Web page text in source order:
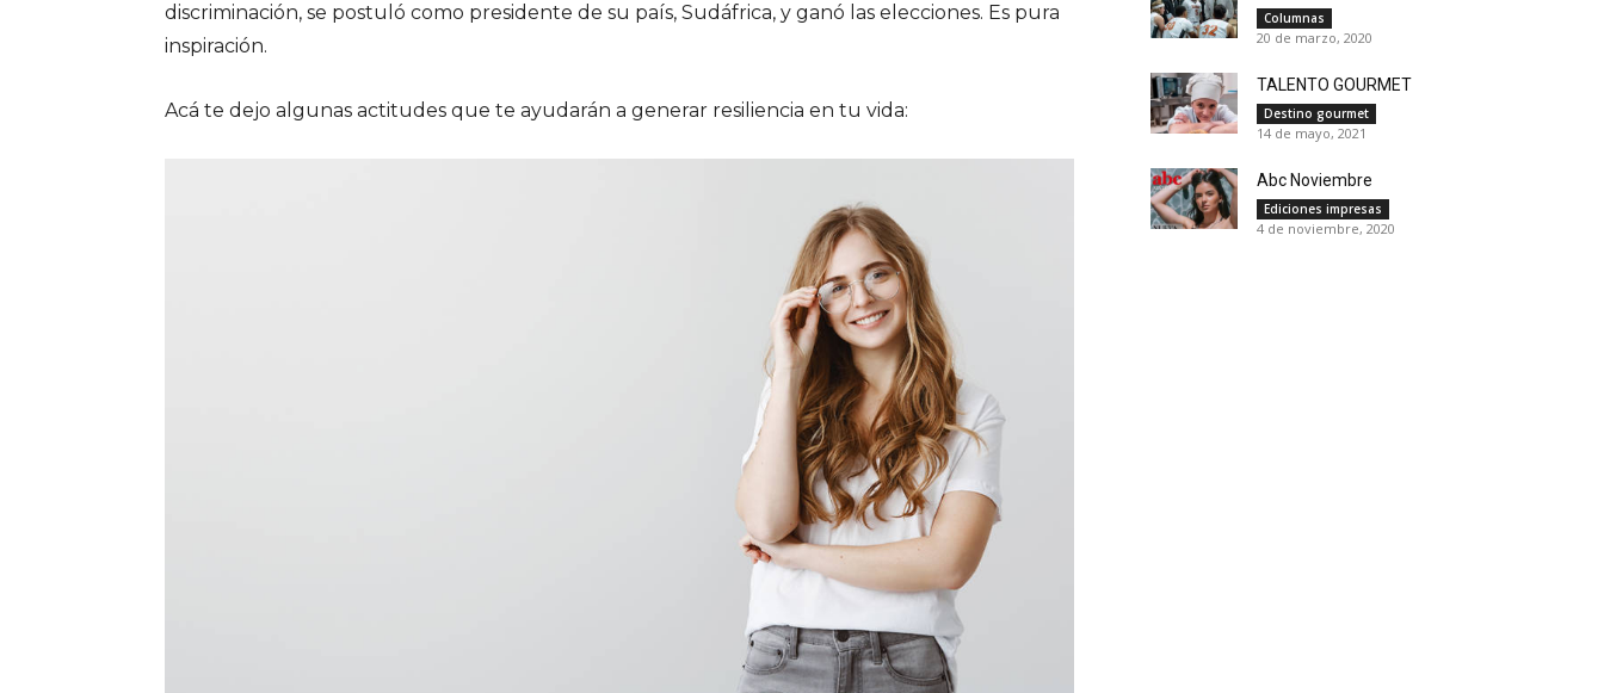
discriminación, se postuló como presidente de su país, Sudáfrica, y ganó las elecciones. Es pura
inspiración.
Acá te dejo algunas actitudes que te ayudarán a generar resiliencia en tu vida:
Columnas
20 de marzo, 2020
TALENTO GOURMET
Destino gourmet
14 de mayo, 2021
Abc Noviembre
Ediciones impresas
4 de noviembre, 2020